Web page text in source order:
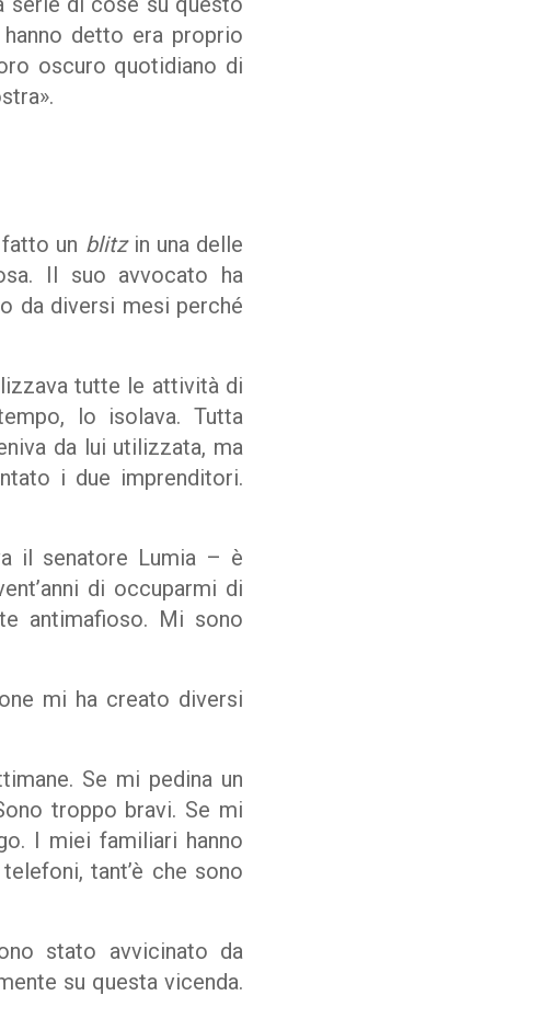
detto era proprio
oscuro quotidiano di
un blitz in una delle
Il suo avvocato ha
da diversi mesi perché
tutte le attività di
lo isolava. Tutta
da lui utilizzata, ma
i due imprenditori.
il senatore Lumia – è
di occuparmi di
antimafioso. Mi sono
mi ha creato diversi
Se mi pedina un
troppo bravi. Se mi
I miei familiari hanno
tant’è che sono
stato avvicinato da
su questa vicenda.